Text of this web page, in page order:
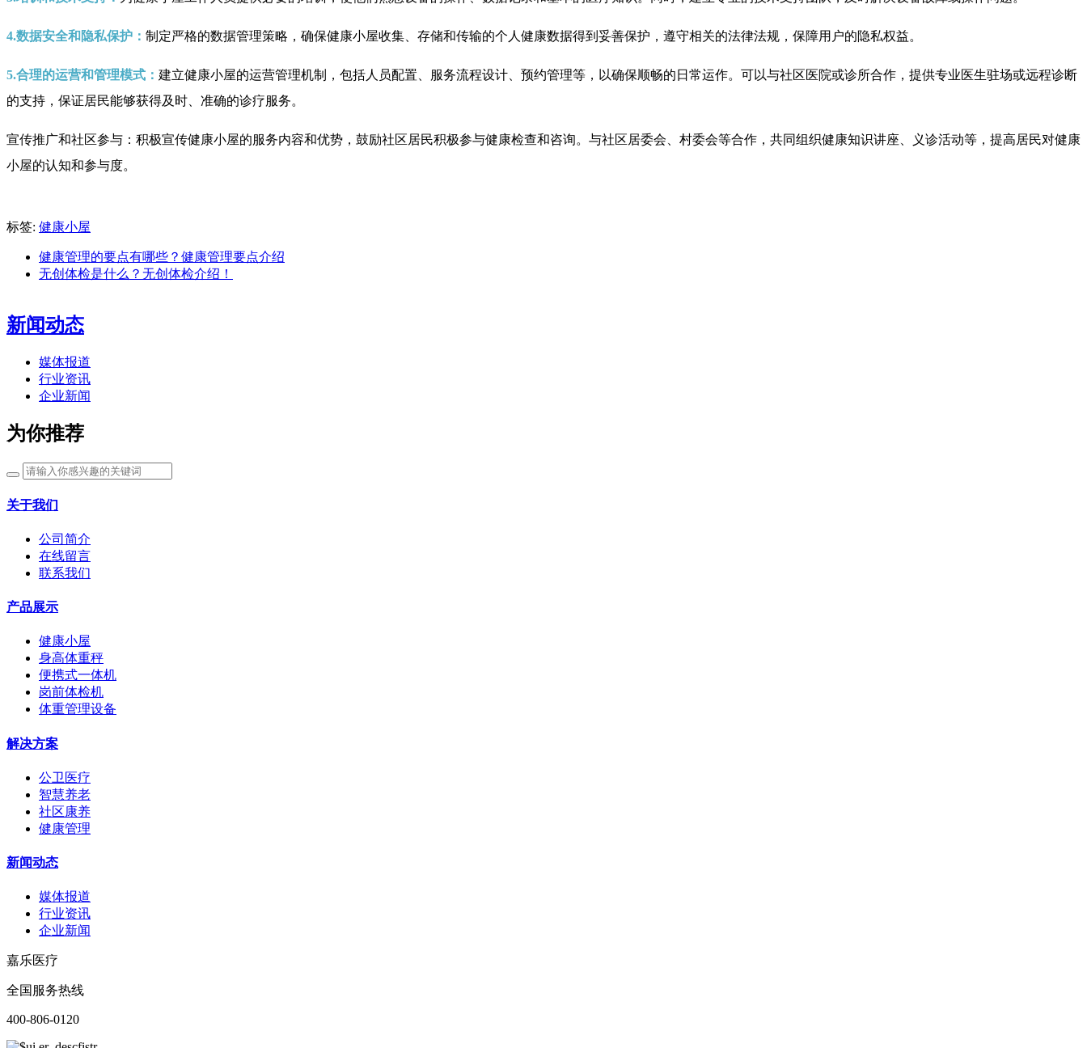
4.数据安全和隐私保护： 制定严格的数据管理策略，确保健康小屋收集、存储和传输的个人健康数据得到妥善保护，遵守相关的法律法规，保障用户的隐私权益。
5.合理的运营和管理模式： 建立健康小屋的运营管理机制，包括人员配置、服务流程设计、预约管理等，以确保顺畅的日常运作。可以与社区医院或诊所合作，提供专业医生驻场或远程诊断
的支持，保证居民能够获得及时、准确的诊疗服务。
宣传推广和社区参与：积极宣传健康小屋的服务内容和优势，鼓励社区居民积极参与健康检查和咨询。与社区居委会、村委会等合作，共同组织健康知识讲座、义诊活动等，提高居民对健康
小屋的认知和参与度。
标签: 健康小屋
健康管理的要点有哪些？健康管理要点介绍
无创体检是什么？无创体检介绍！
新闻动态
媒体报道
行业资讯
企业新闻
为你推荐
关于我们
公司简介
在线留言
联系我们
产品展示
健康小屋
身高体重秤
便携式一体机
岗前体检机
体重管理设备
解决方案
公卫医疗
智慧养老
社区康养
健康管理
新闻动态
媒体报道
行业资讯
企业新闻
嘉乐医疗
全国服务热线
400-806-0120